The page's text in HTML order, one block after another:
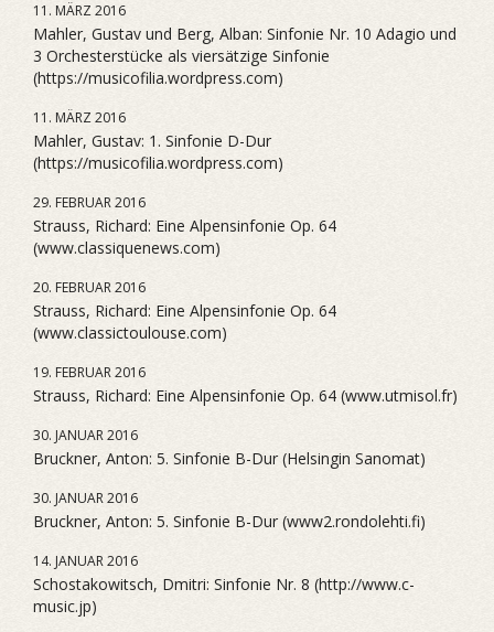
11. MÄRZ 2016
Mahler, Gustav und Berg, Alban: Sinfonie Nr. 10 Adagio und
3 Orchesterstücke als viersätzige Sinfonie
(https://musicofilia.wordpress.com)
11. MÄRZ 2016
Mahler, Gustav: 1. Sinfonie D-Dur
(https://musicofilia.wordpress.com)
29. FEBRUAR 2016
Strauss, Richard: Eine Alpensinfonie Op. 64
(www.classiquenews.com)
20. FEBRUAR 2016
Strauss, Richard: Eine Alpensinfonie Op. 64
(www.classictoulouse.com)
19. FEBRUAR 2016
Strauss, Richard: Eine Alpensinfonie Op. 64 (www.utmisol.fr)
30. JANUAR 2016
Bruckner, Anton: 5. Sinfonie B-Dur (Helsingin Sanomat)
30. JANUAR 2016
Bruckner, Anton: 5. Sinfonie B-Dur (www2.rondolehti.fi)
14. JANUAR 2016
Schostakowitsch, Dmitri: Sinfonie Nr. 8 (http://www.c-
music.jp)